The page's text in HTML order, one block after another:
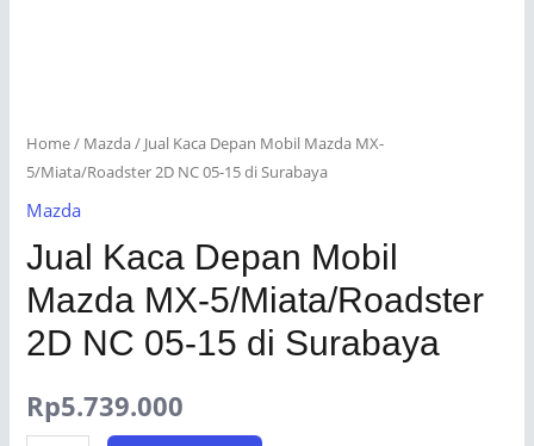
Home/ Mazda/ Jual Kaca Depan Mobil Mazda MX-
5/Miata/Roadster 2D NC 05-15 di Surabaya
Mazda
Jual Kaca Depan Mobil
Mazda MX-5/Miata/Roadster
2D NC 05-15 di Surabaya
Rp5.739.000